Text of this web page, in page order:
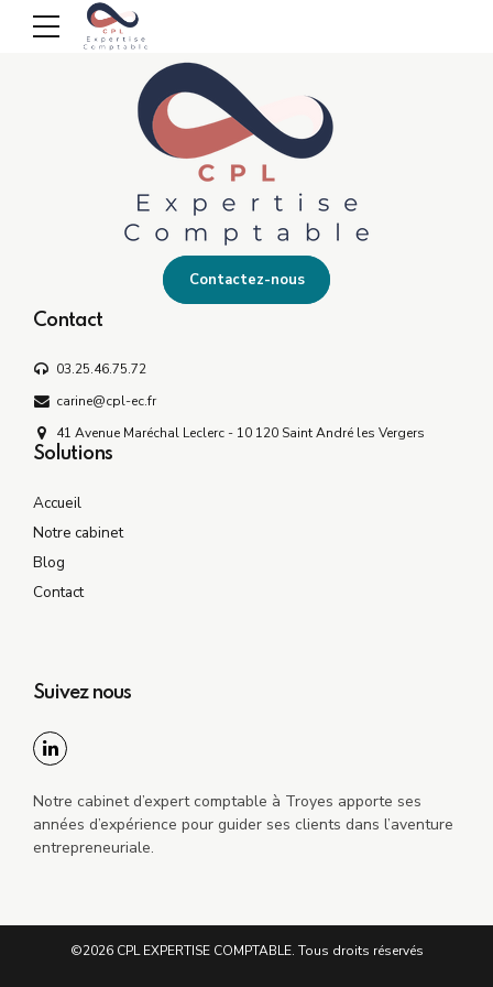
Contactez-nous
Contact
03.25.46.75.72
carine@cpl-ec.fr
41 Avenue Maréchal Leclerc - 10 120 Saint André les Vergers
Solutions
Accueil
Notre cabinet
Blog
Contact
Suivez nous
Notre cabinet d’expert comptable à Troyes apporte ses
années d’expérience pour guider ses clients dans l’aventure
entrepreneuriale.
©2026 CPL EXPERTISE COMPTABLE. Tous droits réservés